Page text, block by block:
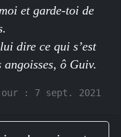
et garde-toi de
dire ce qui s’est
ô Guiv.
: 7 sept. 2021